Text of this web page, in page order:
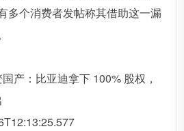
多个消费者发帖称其借助这一漏
产：比亚迪拿下 100% 股权，